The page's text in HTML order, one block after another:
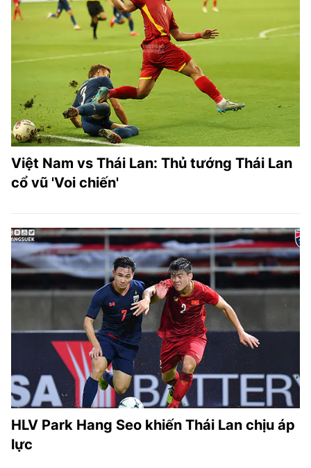
Việt Nam vs Thái Lan: Thủ tướng Thái Lan
cổ vũ 'Voi chiến'
HLV Park Hang Seo khiến Thái Lan chịu áp
lực